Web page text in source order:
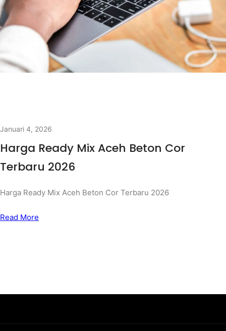
Januari 4, 2026
Harga Ready Mix Aceh Beton Cor
Terbaru 2026
Harga Ready Mix Aceh Beton Cor Terbaru 2026
Read More